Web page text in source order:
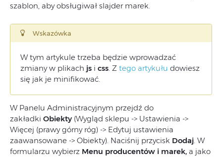
szablon, aby obsługiwał slajder marek.
Wskazówka
W tym artykule trzeba będzie wprowadzać
zmiany w plikach js i css. Z tego artykułu dowiesz
się jak je minifikować.
W Panelu Administracyjnym przejdź do
zakładki Obiekty (Wygląd sklepu -> Ustawienia ->
Więcej (prawy górny róg) -> Edytuj ustawienia
zaawansowane -> Obiekty). Naciśnij przycisk Dodaj. W
formularzu wybierz Menu producentów i marek, a jako